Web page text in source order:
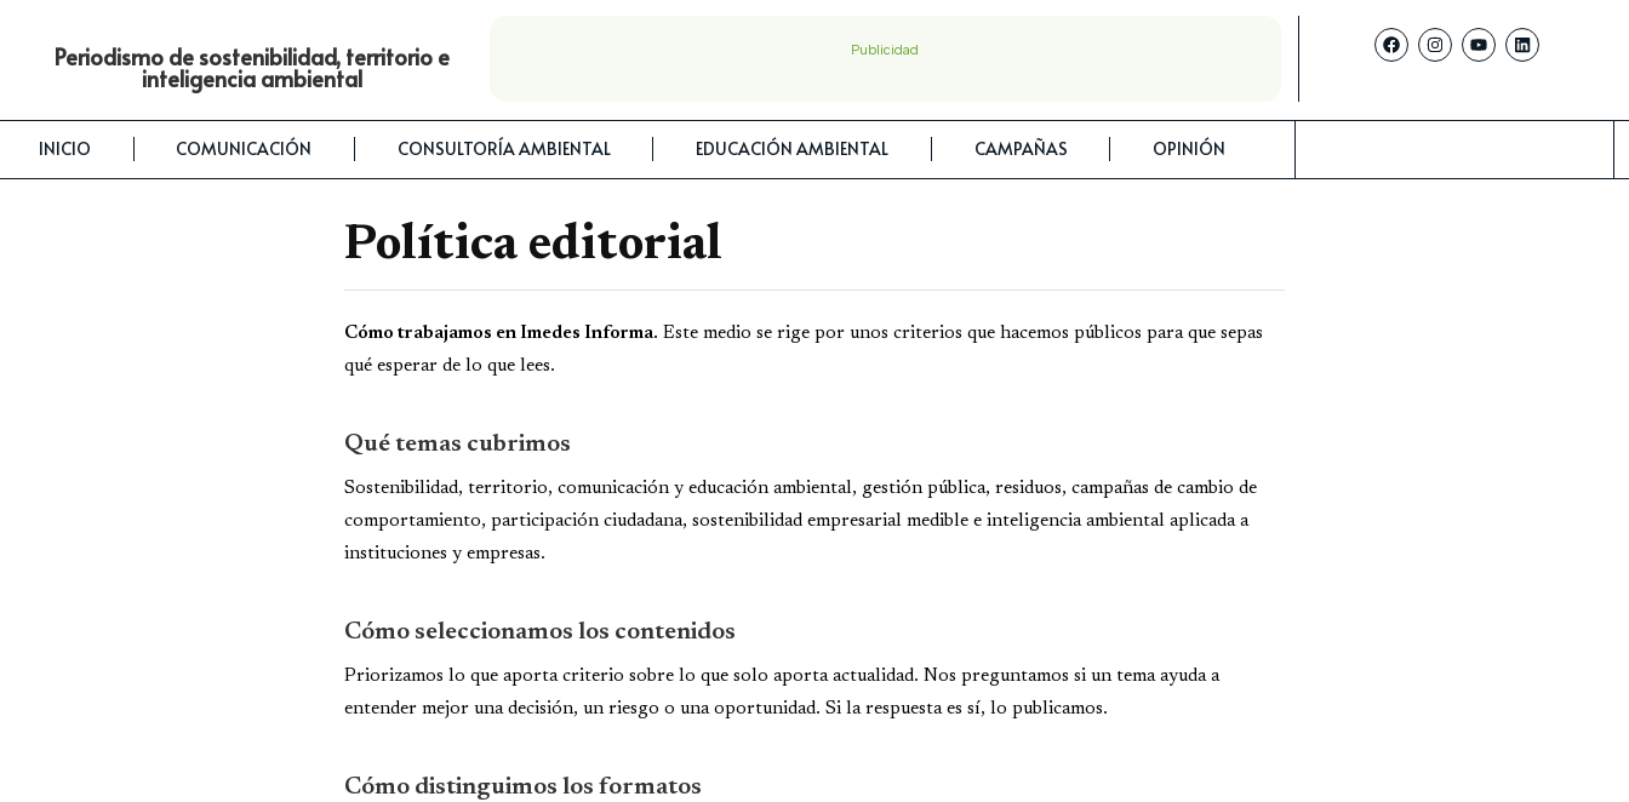
Periodismo de sostenibilidad, territorio e
inteligencia ambiental
Publicidad
INICIO COMUNICACIÓN CONSULTORÍA AMBIENTAL EDUCACIÓN AMBIENTAL CAMPAÑAS OPINIÓN
Política editorial
Cómo trabajamos en Imedes Informa. Este medio se rige por unos criterios que hacemos públicos para que sepas
qué esperar de lo que lees.
Qué temas cubrimos
Sostenibilidad, territorio, comunicación y educación ambiental, gestión pública, residuos, campañas de cambio de
comportamiento, participación ciudadana, sostenibilidad empresarial medible e inteligencia ambiental aplicada a
instituciones y empresas.
Cómo seleccionamos los contenidos
Priorizamos lo que aporta criterio sobre lo que solo aporta actualidad. Nos preguntamos si un tema ayuda a
entender mejor una decisión, un riesgo o una oportunidad. Si la respuesta es sí, lo publicamos.
Cómo distinguimos los formatos